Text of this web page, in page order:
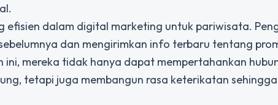
efisien dalam digital marketing untuk pariwisata.
dan mengirimkan info terbaru tentang
ini, mereka tidak hanya dapat mempertahankan
tetapi juga membangun rasa keterikatan